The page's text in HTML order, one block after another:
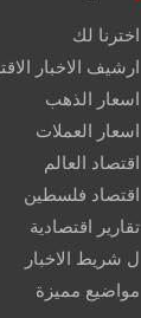
اخترنا لك
ارشيف الاخبار
اسعار الذهب
اسعار العملات
اقتصاد العالم
اقتصاد فلسطين
تقارير اقتصادية
ل شريط الاخبار
مواضيع مميزة